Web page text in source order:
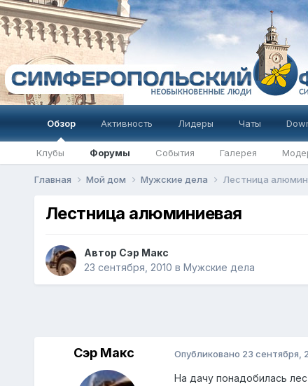
Обзор
Клубы Форумы События Галерея
Активность Лидеры Чаты
Главная Мой дом Мужские дела Лестница
Лестница алюминиевая
Автор Сэр Макс
23 сентября, 2010 в Мужские дела
Сэр Макс Опубликовано 23 сентября,
На дачу понадобилась